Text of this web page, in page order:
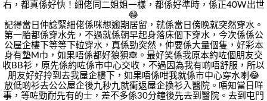
右，都真係好快！細佬同二姐姐一樣，都係好準時，係正40W出世
😂
記得當日仲諗緊細佬係咪想逾期居留，就係當日傍晚就突然穿水。
第一胎都係穿水先，不過就係朝早起身落床個下穿水，今次係係公
公屋企樓下等等下𨋢穿水，真係勁突然，仲要係大量個隻，好彩本
身有墊M巾，如果唔係都好狼狽🙈。最好笑係我原本約咗個朋友交
收BB衫，原先係約咗係市中心交收，不過因為我有啲唔舒服，所以
朋友好好拎到去我屋企樓下，如果唔係咁我就係市中心穿水喇😂
放低啲衫去公公屋企後九秒九就衝返屋企換衫入醫院。唔知當日咩
事，等咗勁耐先有的士，差不多係30分鐘後先去到醫院。去到屯門